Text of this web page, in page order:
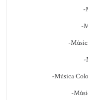
-
-
-
-
-Música
-